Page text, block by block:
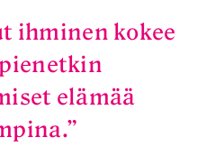
ihminen kokee
elämää